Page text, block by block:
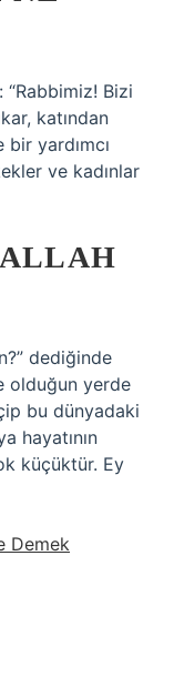
Bizi
katından
yardımcı
ve kadınlar
dediğinde
olduğun yerde
bu dünyadaki
hayatının
küçüktür. Ey
Demek